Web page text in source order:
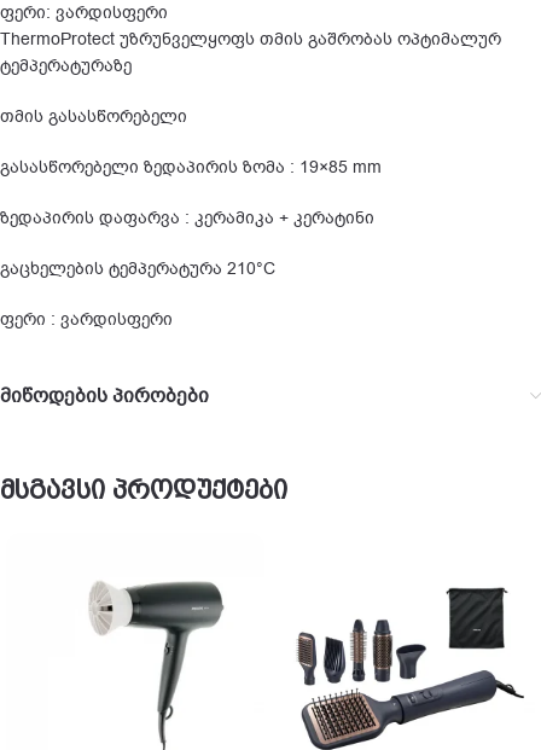
ფერი: ვარდისფერი
ThermoProtect უზრუნველყოფს თმის გაშრობას ოპტიმალურ
ტემპერატურაზე
თმის გასასწორებელი
გასასწორებელი ზედაპირის ზომა : 19×85 mm
ზედაპირის დაფარვა : კერამიკა + კერატინი
გაცხელების ტემპერატურა 210°C
ფერი : ვარდისფერი
მიწოდების პირობები
მსგავსი პროდუქტები